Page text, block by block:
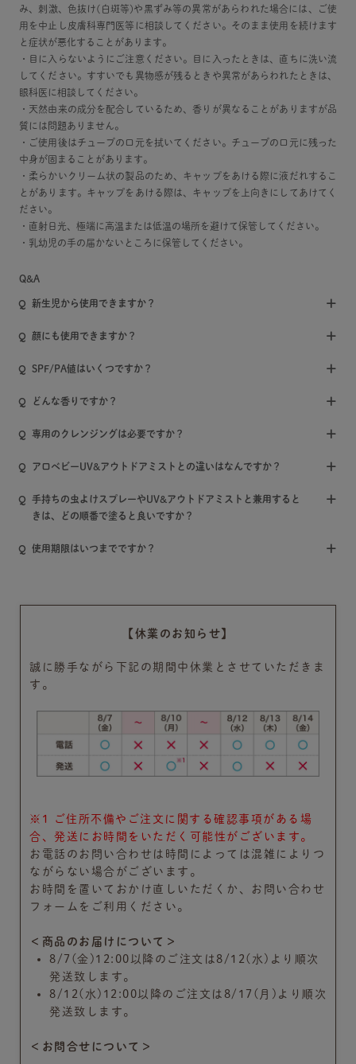
み、刺激、色抜け(白斑等)や黒ずみ等の異常があらわれた場合には、ご使
用を中止し皮膚科専門医等に相談してください。そのまま使用を続けます
と症状が悪化することがあります。
・目に入らないようにご注意ください。目に入ったときは、直ちに洗い流
してください。すすいでも異物感が残るときや異常があらわれたときは、
眼科医に相談してください。
・天然由来の成分を配合しているため、香りが異なることがありますが品
質には問題ありません。
・ご使用後はチューブの口元を拭いてください。チューブの口元に残った
中身が固まることがあります。
・柔らかいクリーム状の製品のため、キャップをあける際に液だれするこ
とがあります。キャップをあける際は、キャップを上向きにしてあけてく
ださい。
・直射日光、極端に高温または低温の場所を避けて保管してください。
・乳幼児の手の届かないところに保管してください。
Q&A
新生児から使用できますか？
顔にも使用できますか？
SPF/PA値はいくつですか？
どんな香りですか？
専用のクレンジングは必要ですか？
アロベビーUV&アウトドアミストとの違いはなんですか？
手持ちの虫よけスプレーやUV&アウトドアミストと兼用すると
きは、どの順番で塗ると良いですか？
使用期限はいつまでですか？
【休業のお知らせ】
誠に勝手ながら下記の期間中休業とさせていただきま
す。
※1 ご住所不備やご注文に関する確認事項がある場
合、発送にお時間をいただく可能性がございます。
お電話のお問い合わせは時間によっては混雑によりつ
ながらない場合がございます。
お時間を置いておかけ直しいただくか、お問い合わせ
フォームをご利用ください。
＜商品のお届けについて＞
8/7(金)12:00以降のご注文は8/12(水)より順次
発送致します。
8/12(水)12:00以降のご注文は8/17(月)より順次
発送致します。
＜お問合せについて＞